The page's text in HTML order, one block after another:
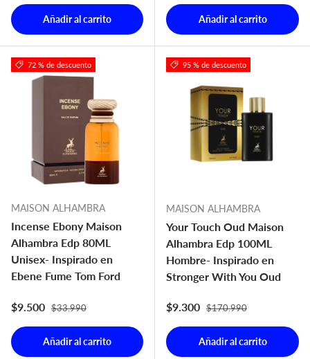
Añadir al carrito Añadir al carrito
72 % de descuento
MAISON ALHAMBRA
Incense Ebony Maison
Alhambra Edp 80ML
Unisex- Inspirado en
Ebene Fume Tom Ford
Precio de venta
$9.500 Precio normal
$33.990
Añadir al carrito
95 % de descuento
MAISON ALHAMBRA
Your Touch Oud Maison
Alhambra Edp 100ML
Hombre- Inspirado en
Stronger With You Oud
Precio de venta
$9.300 Precio normal
$170.990
Añadir al carrito